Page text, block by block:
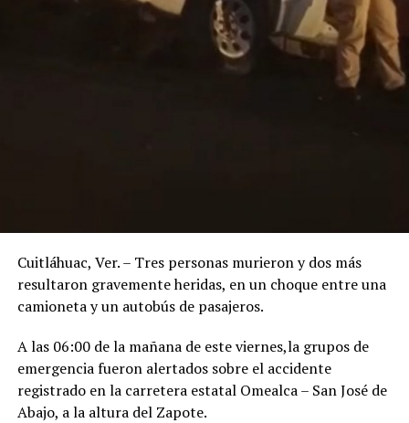
Cuitláhuac, Ver. – Tres personas murieron y dos más
resultaron gravemente heridas, en un choque entre una
camioneta y un autobús de pasajeros.
A las 06:00 de la mañana de este viernes,la grupos de
emergencia fueron alertados sobre el accidente
registrado en la carretera estatal Omealca – San José de
Abajo, a la altura del Zapote.